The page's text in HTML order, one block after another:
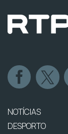
NOTÍCIAS
DESPORTO